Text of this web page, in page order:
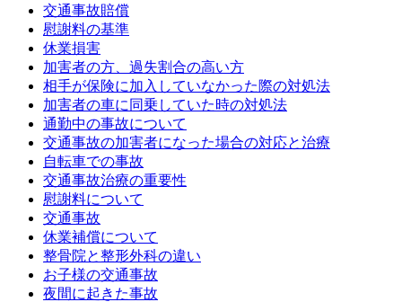
交通事故賠償
慰謝料の基準
休業損害
加害者の方、過失割合の高い方
相手が保険に加入していなかった際の対処法
加害者の車に同乗していた時の対処法
通勤中の事故について
交通事故の加害者になった場合の対応と治療
自転車での事故
交通事故治療の重要性
慰謝料について
交通事故
休業補償について
整骨院と整形外科の違い
お子様の交通事故
夜間に起きた事故